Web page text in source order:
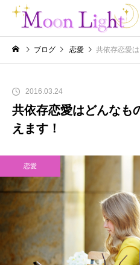
ブログ 恋愛 共依存恋愛は
2016.03.24
共依存恋愛はどんなも
えます！
恋愛